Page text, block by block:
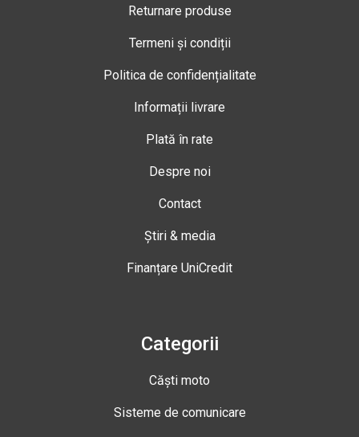
Returnare produse
Termeni și condiții
Politica de confidențialitate
Informații livrare
Plată în rate
Despre noi
Contact
Știri & media
Finanțare UniCredit
Categorii
Căști moto
Sisteme de comunicare